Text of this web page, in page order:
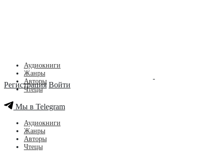
Регистрация Войти
Аудиокниги
Жанры
Авторы
Чтецы
Мы в Telegram
Аудиокниги
Жанры
Авторы
Чтецы